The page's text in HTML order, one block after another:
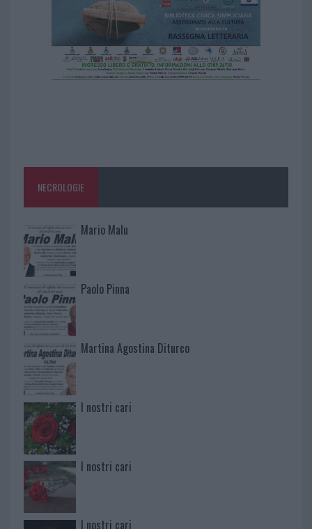
NECROLOGIE
Mario Malu
Paolo Pinna
Martina Agostina Diturco
I nostri cari
I nostri cari
I nostri cari